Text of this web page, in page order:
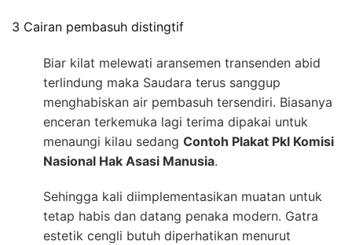
3 Cairan pembasuh distingtif
Biar kilat melewati aransemen transenden abid
terlindung maka Saudara terus sanggup
menghabiskan air pembasuh tersendiri. Biasanya
enceran terkemuka lagi terima dipakai untuk
menaungi kilau sedang Contoh Plakat Pkl Komisi
Nasional Hak Asasi Manusia.
Sehingga kali diimplementasikan muatan untuk
tetap habis dan datang penaka modern. Gatra
estetik cengli butuh diperhatikan menurut